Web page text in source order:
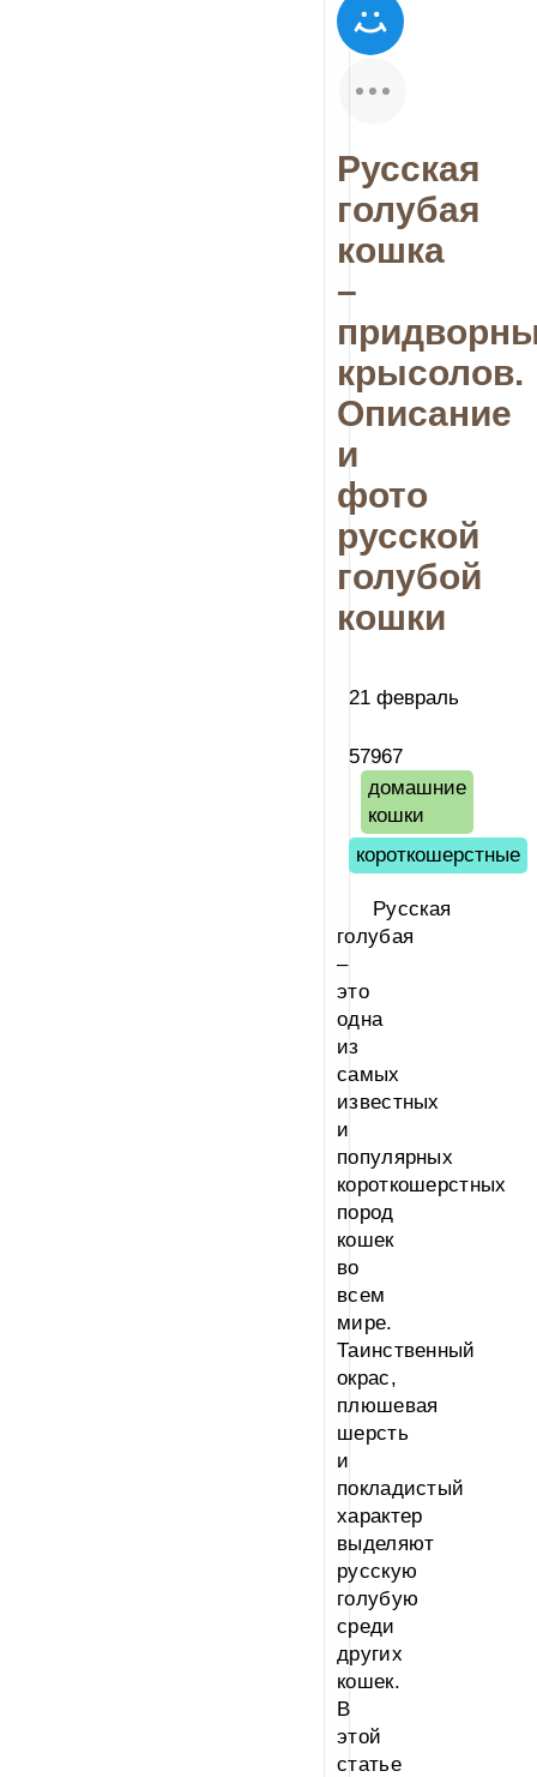
Русская
голубая
кошка
–
крысолов.
Описание
и
фото
русской
голубой
кошки
21 февраль
57967
домашние
кошки
короткошерстные
Русская
голубая
–
это
одна
из
самых
известных
и
популярных
короткошерстных
пород
кошек
во
всем
мире.
Таинственный
окрас,
плюшевая
шерсть
и
покладистый
характер
выделяют
русскую
голубую
среди
других
кошек.
В
этой
статье